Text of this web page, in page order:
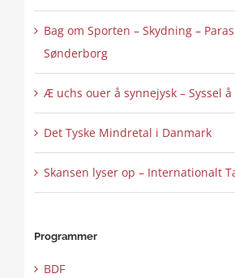
Bag om Sporten – Skydning –
Sønderborg
Æ uchs ouer å synnejysk – Syssel å
Det Tyske Mindretal i Danmark
Skansen lyser op – Internationalt
Programmer
BDF